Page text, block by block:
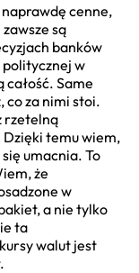
cenne,
są
banków
politycznej w
całość. Same
co za nimi stoi.
rzetelną
temu wiem,
umacnia. To
że
w
a nie tylko
ta
walut jest